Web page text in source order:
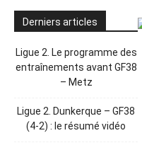
Derniers articles
Ligue 2. Le programme des
entraînements avant GF38
– Metz
Ligue 2. Dunkerque – GF38
(4-2) : le résumé vidéo